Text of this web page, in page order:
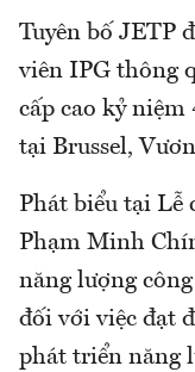
Tuyên bố JETP
viên IPG thông
cấp cao kỷ
tại Brussel,
Phát biểu tại Lễ
Phạm Minh
năng lượng
đối với việc đạt
phát triển năng